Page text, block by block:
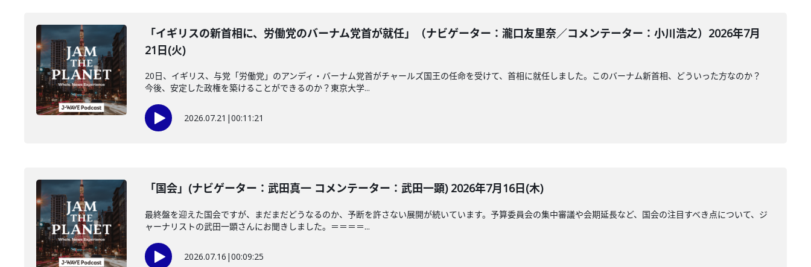
「イギリスの新首相に、労働党のバーナム党首が就任」（ナビゲーター：瀧口友里奈／コメンテーター：小川浩之）2026年7月
21日(火)
20日、イギリス、与党「労働党」のアンディ・バーナム党首がチャールズ国王の任命を受けて、首相に就任しました。このバーナム新首相、どういった方なのか？
今後、安定した政権を築けることができるのか？東京大学...
2026.07.21 |00:11:21
「国会」(ナビゲーター：武田真一 コメンテーター：武田一顕) 2026年7月16日(木)
最終盤を迎えた国会ですが、まだまだどうなるのか、予断を許さない展開が続いています。予算委員会の集中審議や会期延長など、国会の注目すべき点について、ジ
ャーナリストの武田一顕さんにお聞きしました。＝＝＝＝...
2026.07.16 |00:09:25